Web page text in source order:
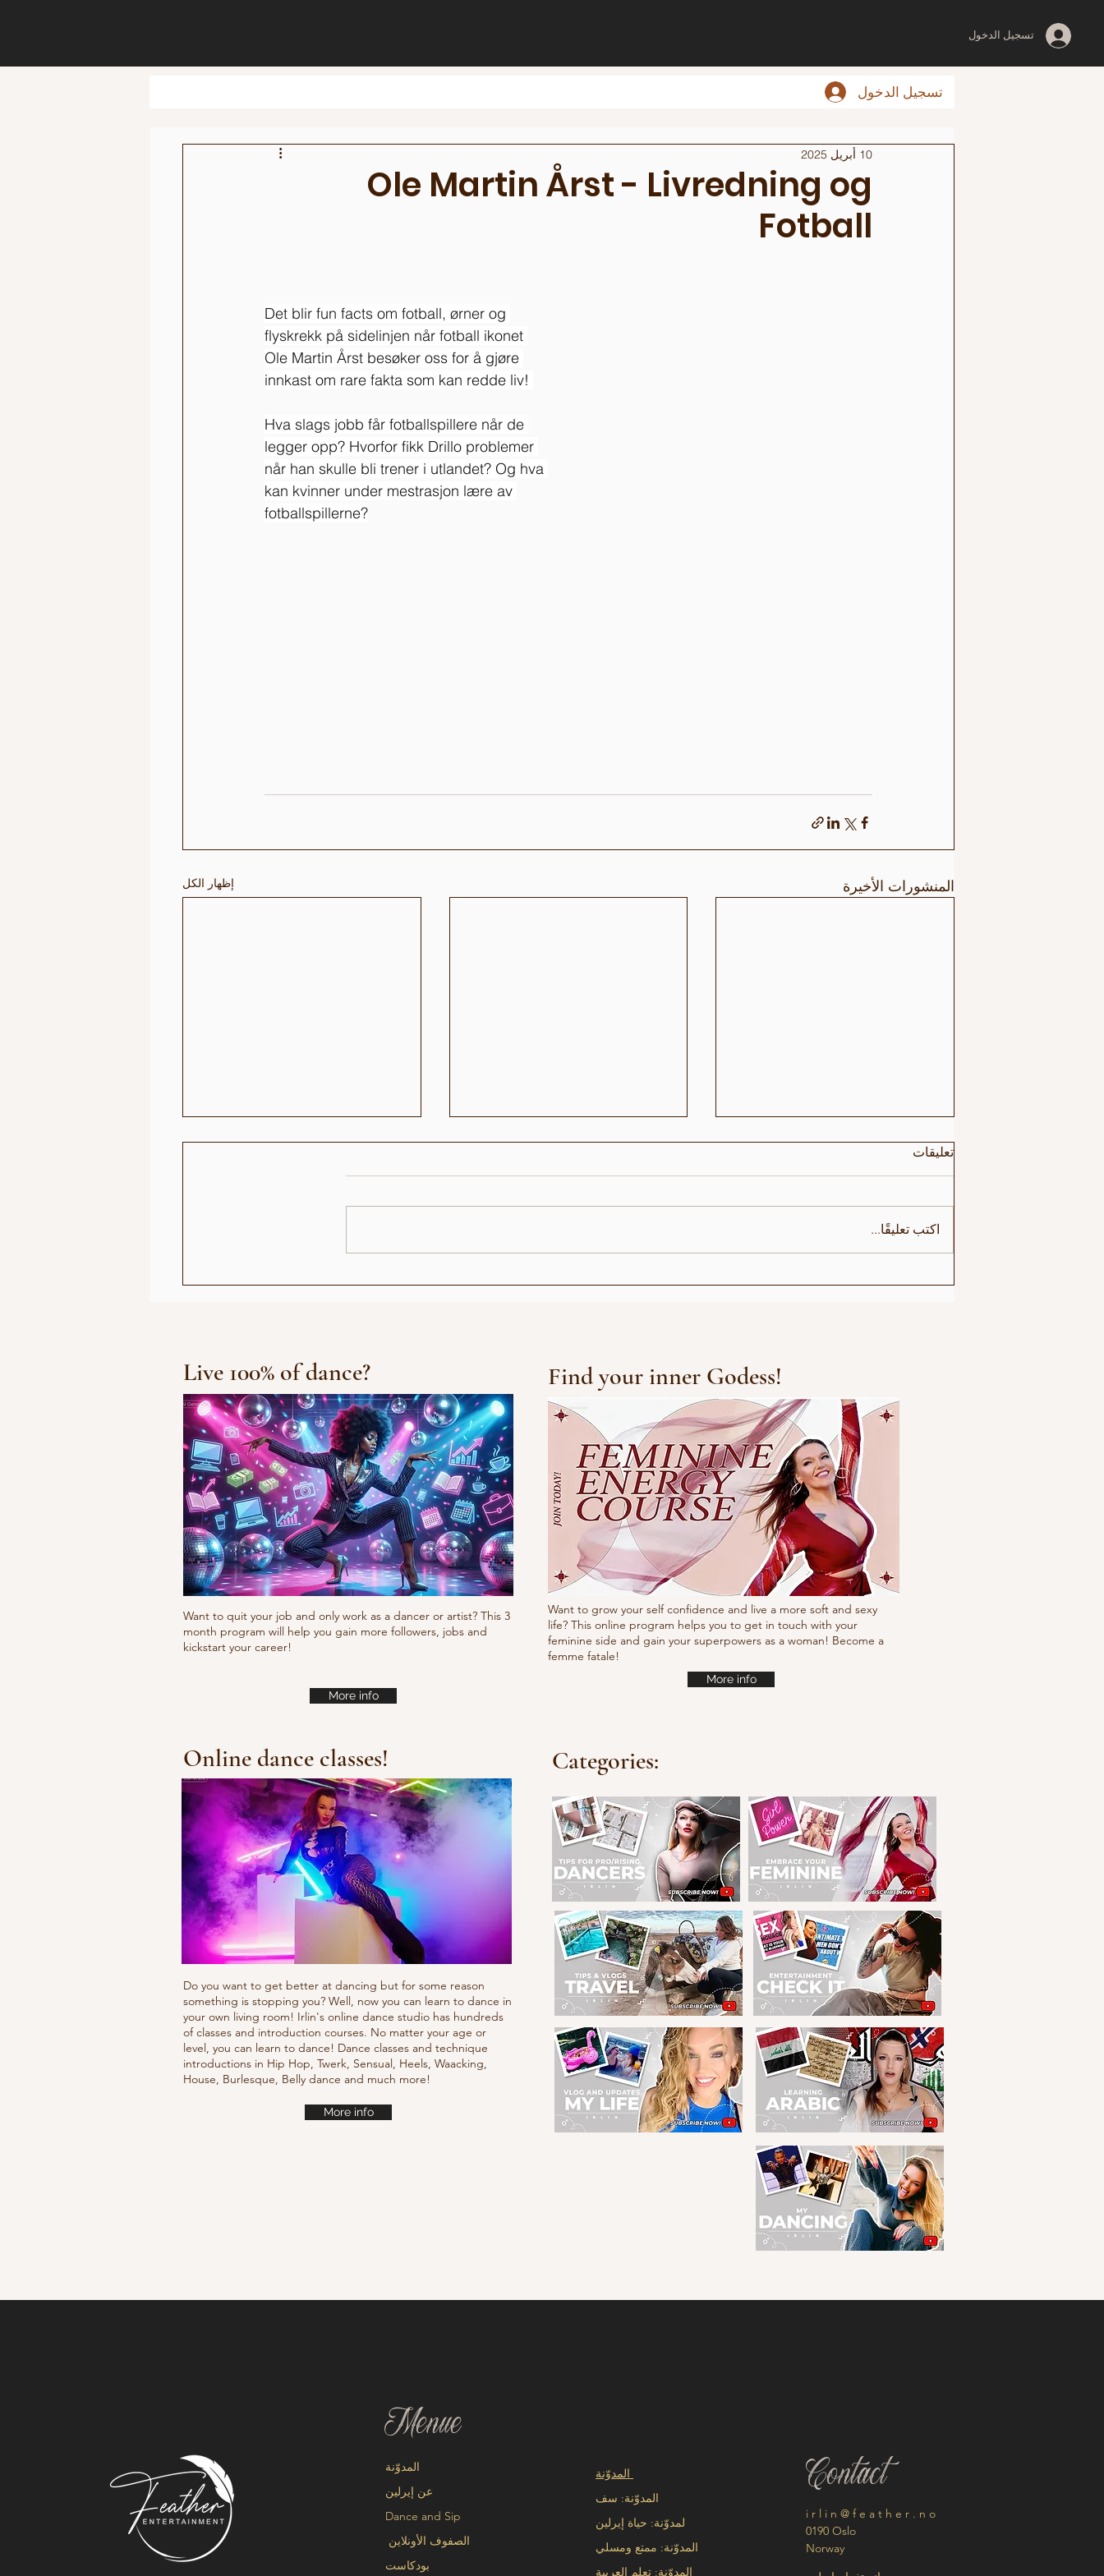
تسجيل الدخول
تسجيل الدخول
Ole Martin Årst - Livredning og
Fotball
10 أبريل 2025
Det blir fun facts om fotball, ørner og
flyskrekk på sidelinjen når fotball ikonet
Ole Martin Årst besøker oss for å gjøre
innkast om rare fakta som kan redde liv!
Hva slags jobb får fotballspillere når de
legger opp? Hvorfor fikk Drillo problemer
når han skulle bli trener i utlandet? Og hva
kan kvinner under mestrasjon lære av
fotballspillerne?
المنشورات الأخيرة إظهار الكل
Irlin og Marius runder av
Avgvstvs - Ohoi hoi, who
تعليقات
اكتب تعليقًا...
Live 100% of dance?
Want to quit your job and only work as a dancer or artist? This 3
month program will help you gain more followers, jobs and
kickstart your career!
More info
Find your inner Godess!
Want to grow your self confidence and live a more soft and sexy
life? This online program helps you to get in touch with your
feminine side and gain your superpowers as a woman! Become a
femme fatale!
More info
Online dance classes!
Do you want to get better at dancing but for some reason
something is stopping you? Well, now you can learn to dance in
your own living room! Irlin's online dance studio has hundreds
of classes and introduction courses. No matter your age or
level, you can learn to dance! Dance classes and technique
introductions in Hip Hop, Twerk, Sensual, Heels, Waacking,
House, Burlesque, Belly dance and much more!
More info
Categories:
Menue
عن إيرلين
Dance and Sip
الصفوف الأونلاين
بودكاست
المدوّنة: سف
لمدوّنة: حياة إيرلين
المدوّنة: ممتع ومسلي
المدوّنة: تعلم العربية
Contact
i r l i n @ f e a t h e r . n o
0190 Oslo
Norway